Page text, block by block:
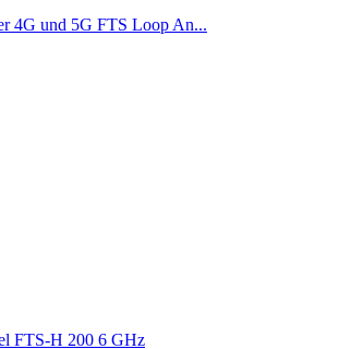
4G und 5G FTS Loop An...
FTS-H 200 6 GHz